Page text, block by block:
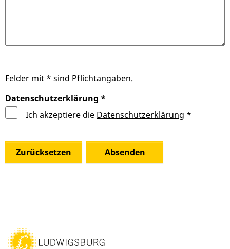
Felder mit * sind Pflichtangaben.
Datenschutz­erklärung *
Ich akzeptiere die Datenschutz­erklärung *